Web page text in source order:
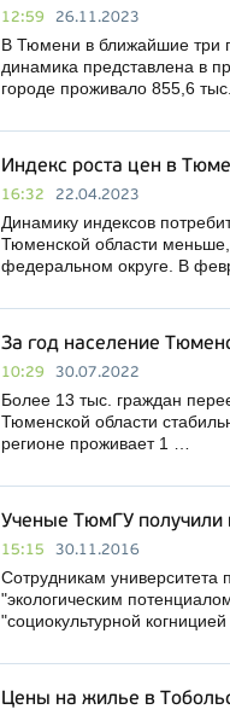
12:59 26.11.2023
В Тюмени в ближайшие три
динамика представлена в
городе проживало 855,6
Индекс роста цен в
16:32 22.04.2023
Динамику индексов
Тюменской области
федеральном округе. В
За год население
10:29 30.07.2022
Более 13 тыс. граждан
Тюменской области
регионе проживает 1 …
Ученые ТюмГУ получили
15:15 30.11.2016
Сотрудникам университета
"экологическим
"социокультурной когницией
Цены на жилье в